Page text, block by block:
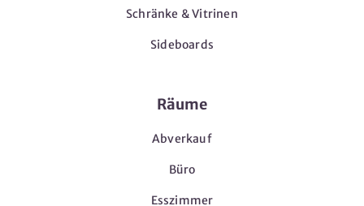
Schränke & Vitrinen
Sideboards
Räume
Abverkauf
Büro
Esszimmer